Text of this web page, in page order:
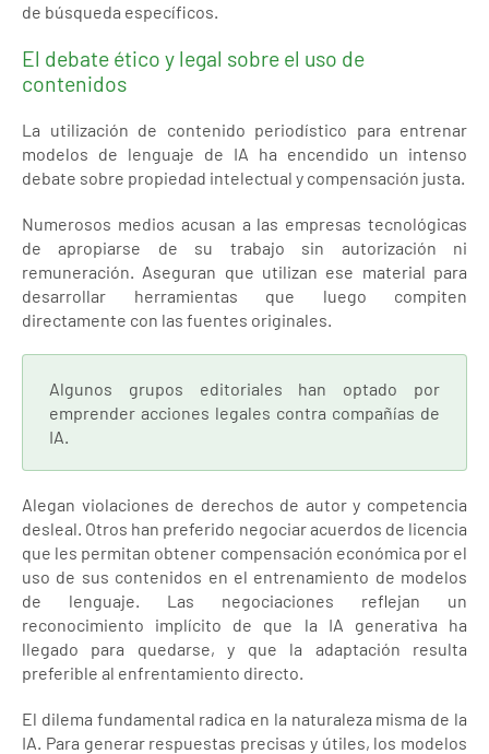
de búsqueda específicos.
El debate ético y legal sobre el uso de
contenidos
La utilización de contenido periodístico para entrenar
modelos de lenguaje de IA ha encendido un intenso
debate sobre propiedad intelectual y compensación justa.
Numerosos medios acusan a las empresas tecnológicas
de apropiarse de su trabajo sin autorización ni
remuneración. Aseguran que utilizan ese material para
desarrollar herramientas que luego compiten
directamente con las fuentes originales.
Algunos grupos editoriales han optado por
emprender acciones legales contra compañías de
IA.
Alegan violaciones de derechos de autor y competencia
desleal. Otros han preferido negociar acuerdos de licencia
que les permitan obtener compensación económica por el
uso de sus contenidos en el entrenamiento de modelos
de lenguaje. Las negociaciones reflejan un
reconocimiento implícito de que la IA generativa ha
llegado para quedarse, y que la adaptación resulta
preferible al enfrentamiento directo.
El dilema fundamental radica en la naturaleza misma de la
IA. Para generar respuestas precisas y útiles, los modelos